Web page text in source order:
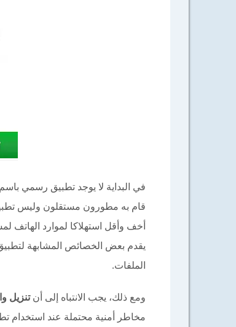
في البداية لا يوجد تطبيق رسمي
قام به مطورون مستقلون وليس
أخف وأقل استهلاكا لموارد الهاتف
يقدم بعض الخصائص المشابهة
الملفات.
ومع ذلك، يجب الانتباه إلى أنتنزيل
مخاطر أمنية محتملة عند استخدام